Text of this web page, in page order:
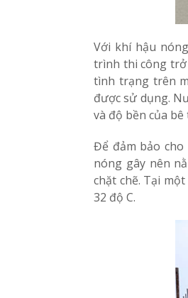
Với khí hậu
trình thi công trở
tình trạng trên
được sử dụng.
và độ bền của bê
Để đảm bảo cho
nóng gây nên
chặt chẽ. Tại
32 độ C.